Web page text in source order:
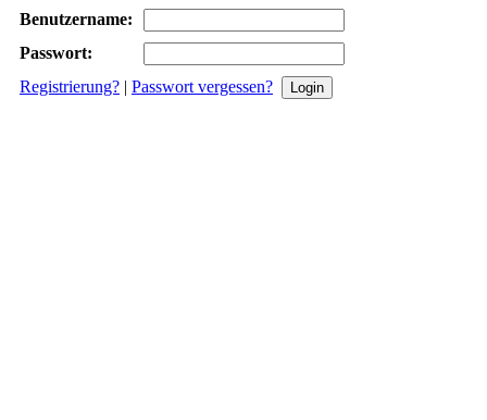
Benutzername:
Passwort:
Registrierung? | Passwort vergessen?